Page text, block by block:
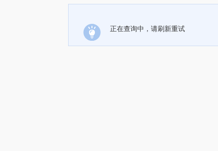
正在查询中，请刷新重试